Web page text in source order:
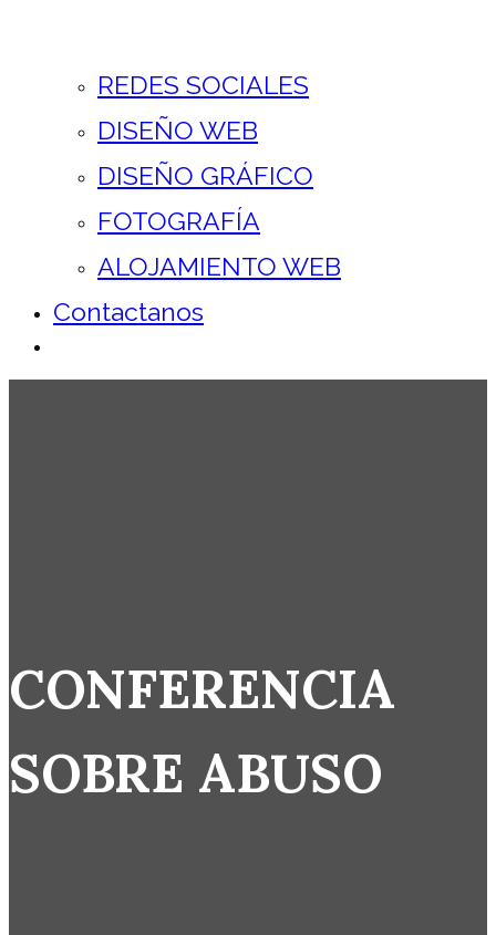
REDES SOCIALES
DISEÑO WEB
DISEÑO GRÁFICO
FOTOGRAFÍA
ALOJAMIENTO WEB
Contactanos
CONFERENCIA
SOBRE ABUSO